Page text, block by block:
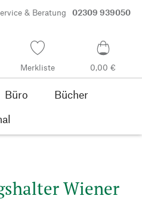
& Beratung 02309 939050
Merkliste 0,00 €
Büro
Bücher
Wiener